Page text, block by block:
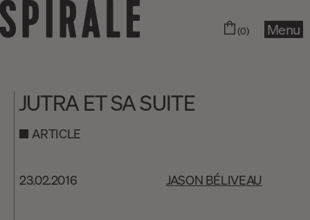
(0) Menu
JUTRA ET SA SUITE
ARTICLE
23.02.2016 JASON BÉLIVEAU